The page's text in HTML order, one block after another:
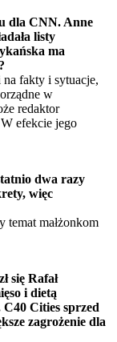
dla CNN. Anne
listy
ma
fakty i sytuacje,
w
redaktor
efekcie jego
dwa razy
więc
małżonkom
się Rafał
i dietą
Cities sprzed
zagrożenie dla